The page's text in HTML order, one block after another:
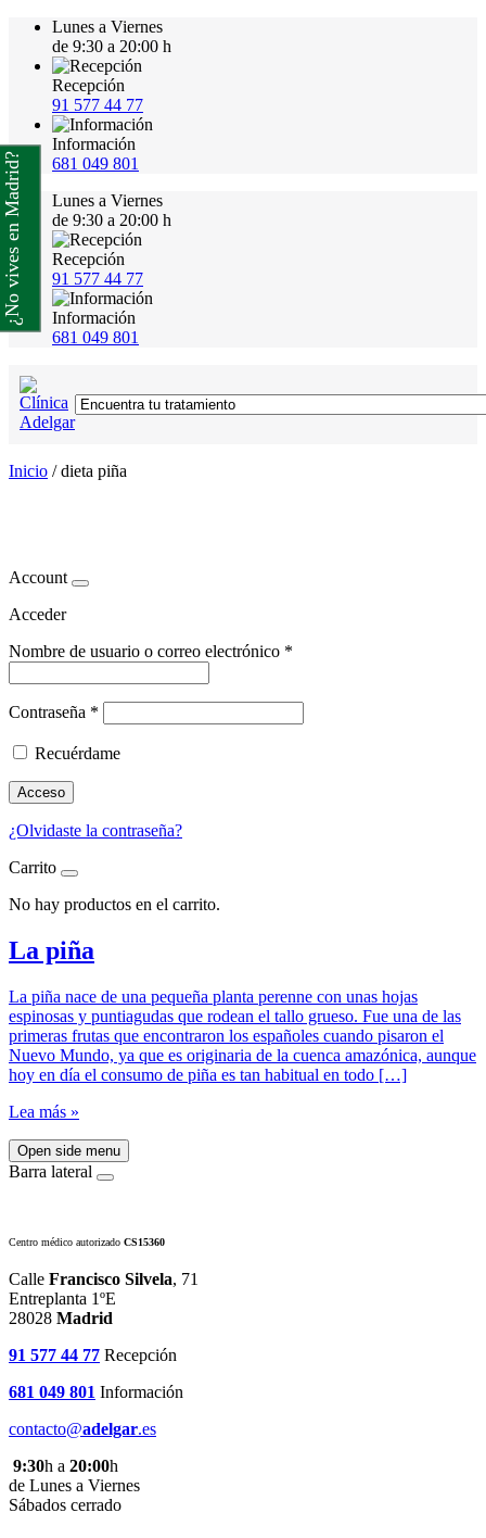
Lunes a Viernes
de 9:30 a 20:00 h
Recepción
91 577 44 77
Información
681 049 801
Lunes a Viernes
de 9:30 a 20:00 h
Recepción
91 577 44 77
Información
681 049 801
Inicio /dieta piña
Account
Acceder
Nombre de usuario o correo electrónico *
Contraseña *
Recuérdame
Acceso
¿Olvidaste la contraseña?
Carrito
No hay productos en el carrito.
La piña
La piña nace de una pequeña planta perenne con unas hojas
espinosas y puntiagudas que rodean el tallo grueso. Fue una de las
primeras frutas que encontraron los españoles cuando pisaron el
Nuevo Mundo, ya que es originaria de la cuenca amazónica, aunque
hoy en día el consumo de piña es tan habitual en todo […]
Lea más »
Open side menu
Barra lateral
Centro médico autorizado CS15360
Calle Francisco Silvela, 71
Entreplanta 1ºE
28028 Madrid
91 577 44 77 Recepción
681 049 801 Información
contacto@adelgar.es
9:30h a 20:00h
de Lunes a Viernes
Sábados cerrado
¿No vives en Madrid?